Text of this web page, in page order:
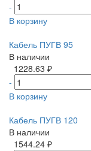
-
В корзину
Кабель ПУГВ 95
В наличии
1228.63 ₽
-
В корзину
Кабель ПУГВ 120
В наличии
1544.24 ₽